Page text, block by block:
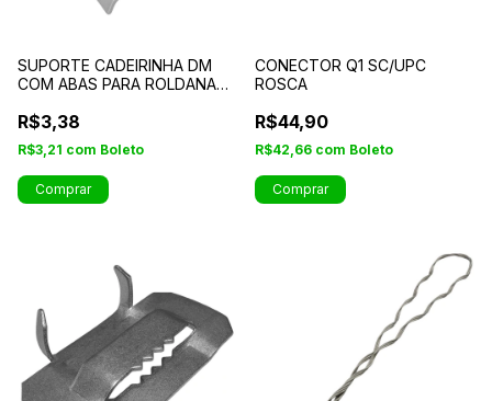
SUPORTE CADEIRINHA DM
COM ABAS PARA ROLDANA
R$3,38
R$3,21 com Boleto
Comprar
CONECTOR Q1 SC/UPC
ROSCA
R$44,90
R$42,66 com Boleto
Comprar